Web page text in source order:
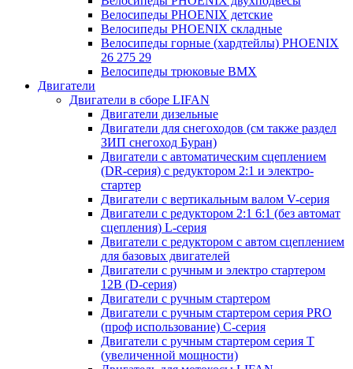
Велосипеды PHOENIX детские
Велосипеды PHOENIX складные
Велосипеды горные (хардтейлы) PHOENIX
26 275 29
Велосипеды трюковые BMX
Двигатели
Двигатели в сборе LIFAN
Двигатели дизельные
Двигатели для снегоходов (см также раздел
ЗИП снегоход Буран)
Двигатели с автоматическим сцеплением
(DR-серия) с редуктором 2:1 и электро-
стартер
Двигатели с вертикальным валом V-серия
Двигатели с редуктором 2:1 6:1 (без автомат
сцепления) L-серия
Двигатели с редуктором с автом сцеплением
для базовых двигателей
Двигатели с ручным и электро стартером
12В (D-серия)
Двигатели с ручным стартером
Двигатели с ручным стартером серия PRO
(проф использование) C-серия
Двигатели с ручным стартером серия Т
(увеличенной мощности)